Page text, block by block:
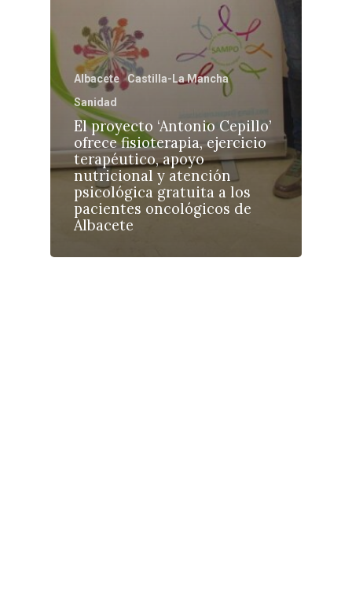
Albacete
Castilla-La Mancha
Sanidad
El proyecto ‘Antonio Cepillo’
ofrece fisioterapia, ejercicio
terapéutico, apoyo
nutricional y atención
psicológica gratuita a los
pacientes oncológicos de
Albacete